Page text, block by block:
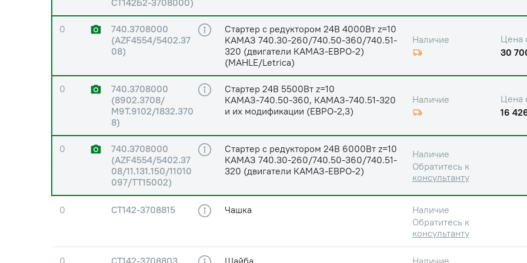
СТ142Б2-3708000)
0
740.3708000
(AZF4554/5402.37
08)
Стартер с редуктором 24В 4000Вт z=10
КАМАЗ 740.30-260/740.50-360/740.51-
320 (двигатели КАМАЗ-ЕВРО-2)
(MAHLE/Letrica)
Наличие
Цена
30
0
740.3708000
(8902.3708/
М9Т.9102/1832.370
8)
Стартер 24В 5500Вт z=10
КАМАЗ-740.50-360, КАМАЗ-740.51-320
и их модификации (ЕВРО-2,3)
Наличие
Цена
16
0
740.3708000
(AZF4554/5402.37
08/11.131.150/11010
097/TT15002)
Стартер с редуктором 24В 6000Вт z=10
КАМАЗ 740.30-260/740.50-360/740.51-
320 (двигатели КАМАЗ-ЕВРО-2)
Наличие
Обратитесь к
консультанту
0 СТ142-3708815 Чашка
Наличие
Обратитесь к
консультанту
0 СТ142-3708803 Шайба
Наличие